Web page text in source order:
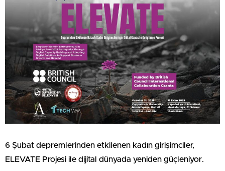
6 Şubat depremlerinden etkilenen kadın girişimciler,
ELEVATE Projesi ile dijital dünyada yeniden güçleniyor.